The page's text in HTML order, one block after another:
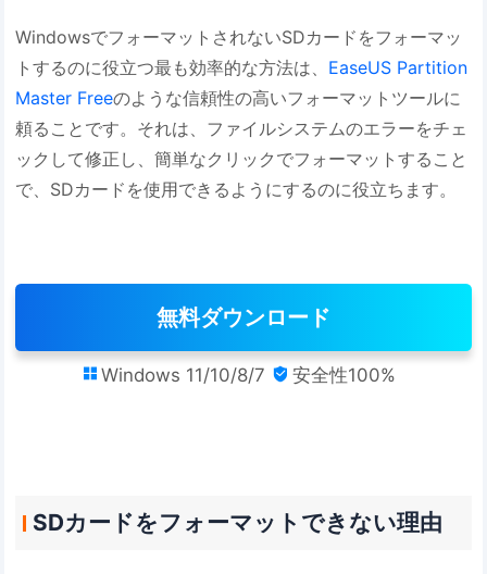
WindowsでフォーマットされないSDカードをフォーマッ
トするのに役立つ最も効率的な方法は、 EaseUS Partition
Master Freeのような信頼性の高いフォーマットツールに
頼ることです。それは、ファイルシステムのエラーをチェ
ックして修正し、簡単なクリックでフォーマットすること
で、SDカードを使用できるようにするのに役立ちます。
無料ダウンロード
 Windows 11/10/8/7  安全性100%
SDカードをフォーマットできない理由